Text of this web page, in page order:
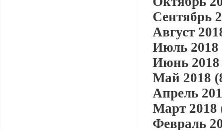
Сентябрь
Август
Июль 2018
Июнь 2018
Май 2018
Апрель
Март 2018
Февраль